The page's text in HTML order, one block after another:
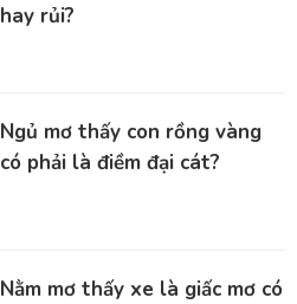
hay rủi?
Ngủ mơ thấy con rồng vàng
có phải là điềm đại cát?
Nằm mơ thấy xe là giấc mơ có